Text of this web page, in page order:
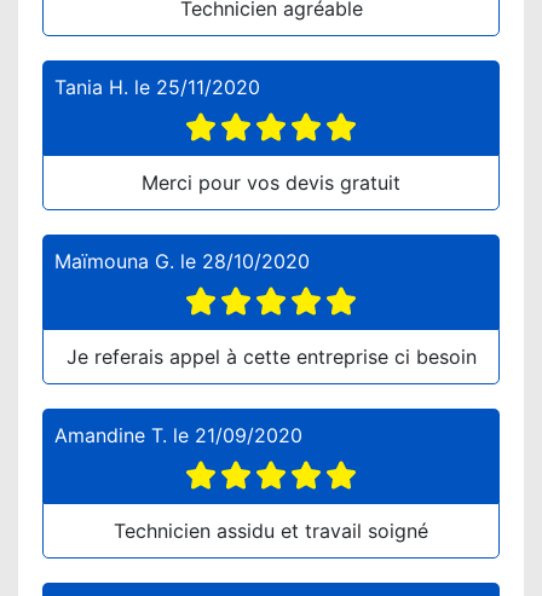
Technicien agréable
Tania H. le 25/11/2020
Merci pour vos devis gratuit
Maïmouna G. le 28/10/2020
Je referais appel à cette entreprise ci besoin
Amandine T. le 21/09/2020
Technicien assidu et travail soigné